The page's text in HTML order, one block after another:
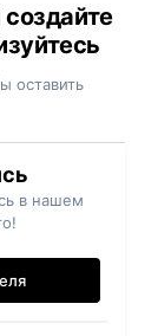
оставить
в нашем